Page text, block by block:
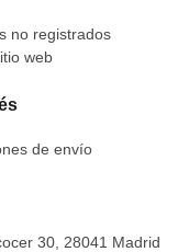
no registrados
web
de envío
30, 28041 Madrid